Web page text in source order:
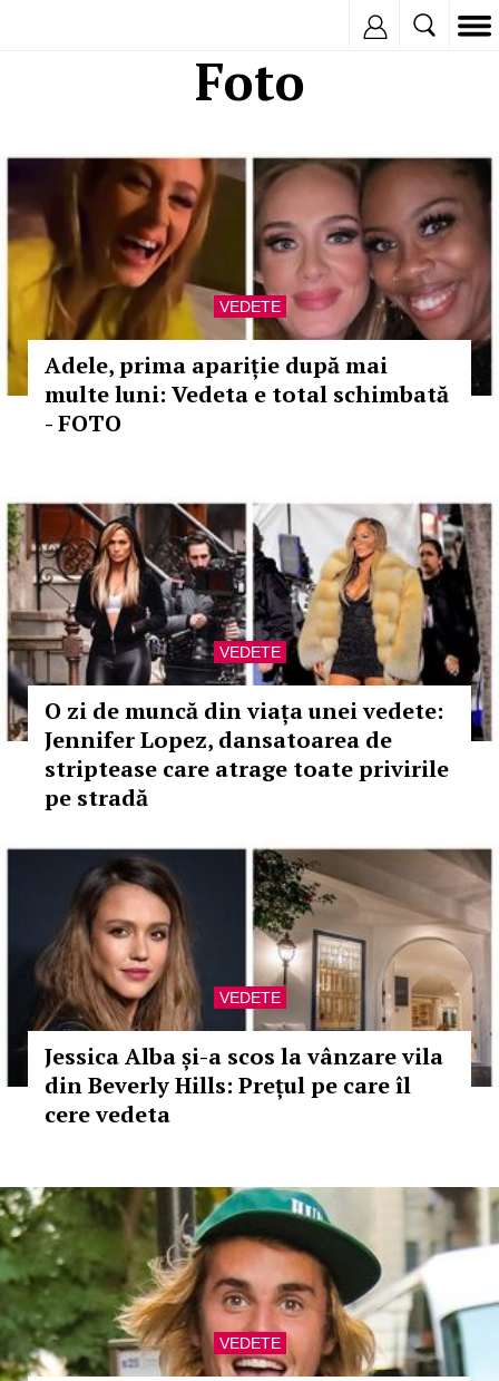
Foto
VEDETE
Adele, prima apariție după mai
multe luni: Vedeta e total schimbată
- FOTO
VEDETE
O zi de muncă din viața unei vedete:
Jennifer Lopez, dansatoarea de
striptease care atrage toate privirile
pe stradă
VEDETE
Jessica Alba și-a scos la vânzare vila
din Beverly Hills: Prețul pe care îl
cere vedeta
VEDETE